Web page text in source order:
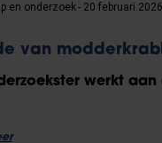
en onderzoek 20 februari 2026
van
werkt